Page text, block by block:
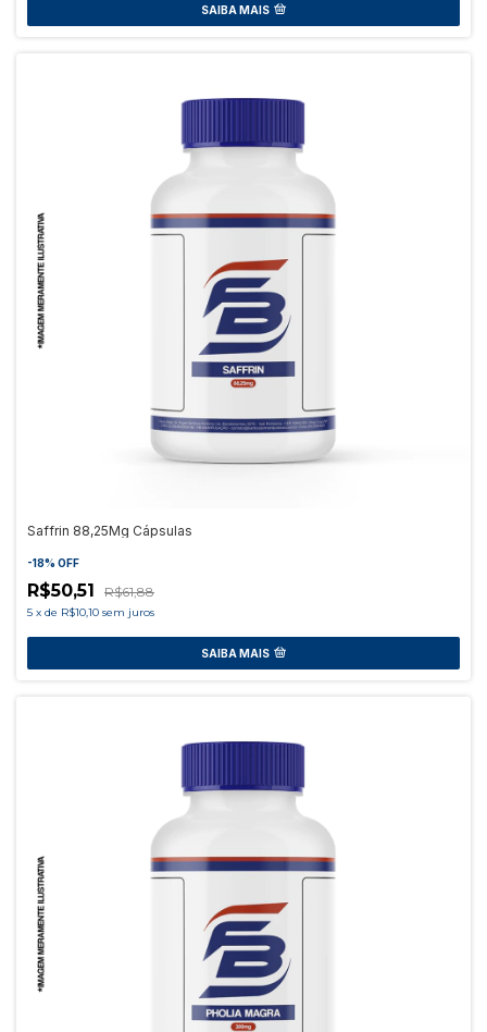
SAIBA MAIS
Saffrin 88,25Mg Cápsulas
-18% OFF
R$50,51 R$61,88
5 x de R$10,10 sem juros
SAIBA MAIS